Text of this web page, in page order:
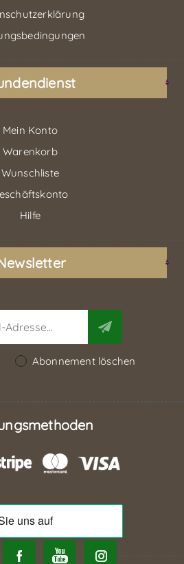
Mein Konto
Warenkorb
Wunschliste
Hilfe
Abonnement löschen